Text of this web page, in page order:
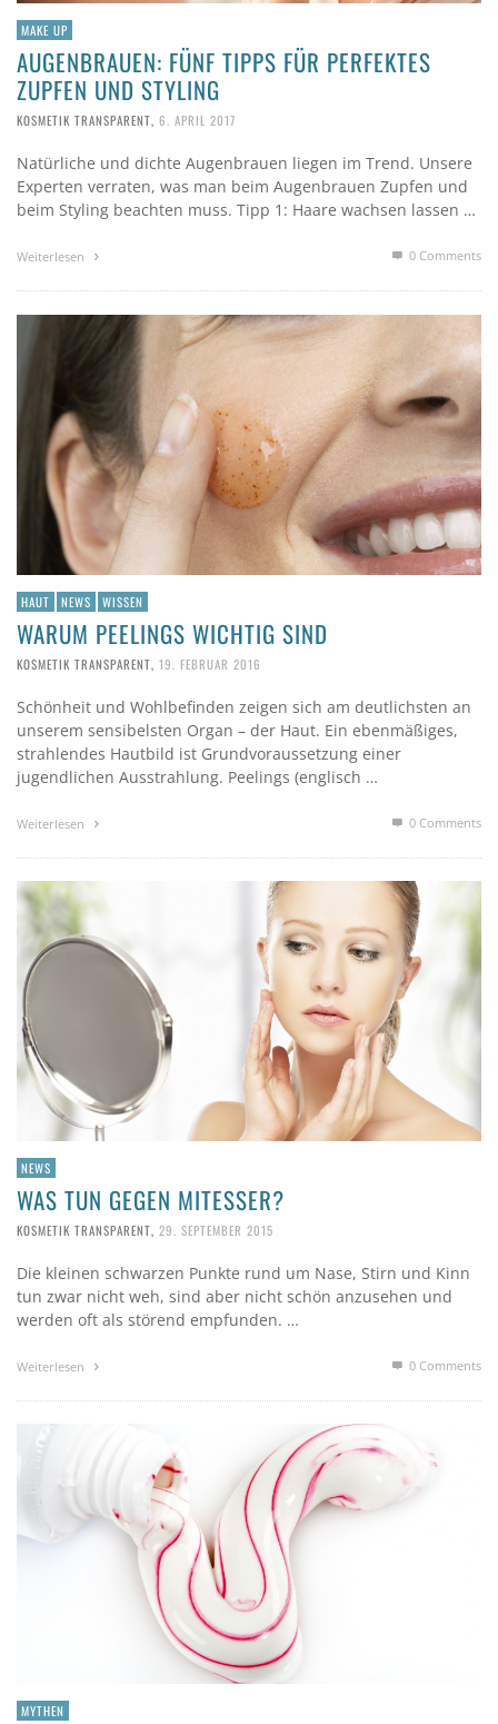
MAKE UP
AUGENBRAUEN: FÜNF TIPPS FÜR PERFEKTES
ZUPFEN UND STYLING
KOSMETIK TRANSPARENT, 6. APRIL 2017
Natürliche und dichte Augenbrauen liegen im Trend. Unsere
Experten verraten, was man beim Augenbrauen Zupfen und
beim Styling beachten muss. Tipp 1: Haare wachsen lassen …
Weiterlesen 0 Comments
HAUT NEWS WISSEN
WARUM PEELINGS WICHTIG SIND
KOSMETIK TRANSPARENT, 19. FEBRUAR 2016
Schönheit und Wohlbefinden zeigen sich am deutlichsten an
unserem sensibelsten Organ – der Haut. Ein ebenmäßiges,
strahlendes Hautbild ist Grundvoraussetzung einer
jugendlichen Ausstrahlung. Peelings (englisch …
Weiterlesen 0 Comments
NEWS
WAS TUN GEGEN MITESSER?
KOSMETIK TRANSPARENT, 29. SEPTEMBER 2015
Die kleinen schwarzen Punkte rund um Nase, Stirn und Kinn
tun zwar nicht weh, sind aber nicht schön anzusehen und
werden oft als störend empfunden. …
Weiterlesen 0 Comments
MYTHEN